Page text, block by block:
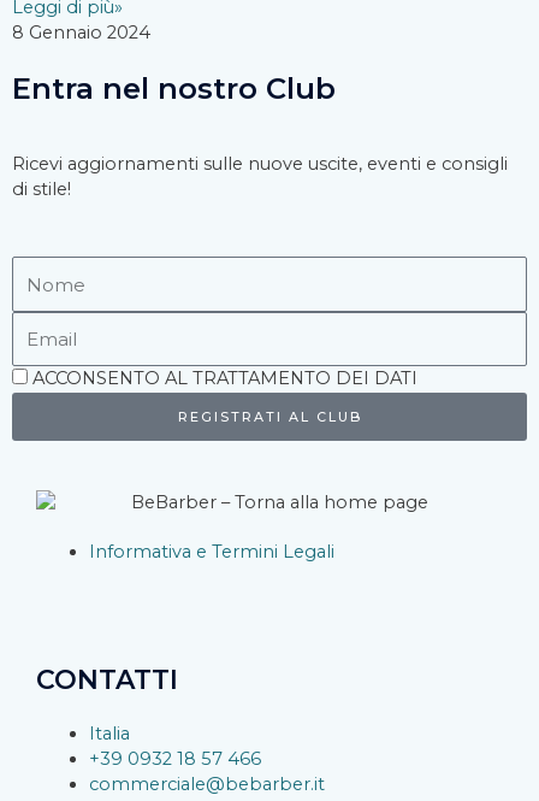
Leggi di più»
8 Gennaio 2024
Entra nel nostro Club
Ricevi aggiornamenti sulle nuove uscite, eventi e consigli
di stile!
Accettazione
ACCONSENTO AL TRATTAMENTO DEI DATI
REGISTRATI AL CLUB
Informativa e Termini Legali
CONTATTI
Italia
+39 0932 18 57 466
commerciale@bebarber.it